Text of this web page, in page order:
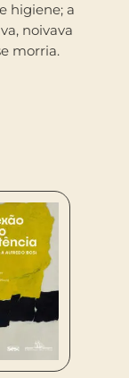
higiene; a
noivava
morria.